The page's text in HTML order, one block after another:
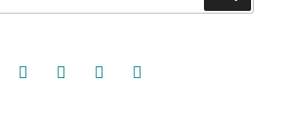
mastodoninstagramthreads goodreads